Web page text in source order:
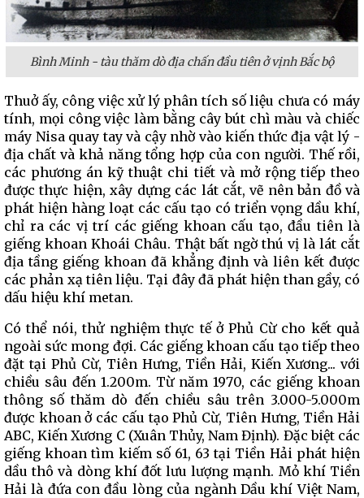
Bình Minh - tàu thăm dò địa chấn đầu tiên ở vịnh Bắc bộ
Thuở ấy, công việc xử lý phân tích số liệu chưa có máy
tính, mọi công việc làm bằng cây bút chì màu và chiếc
máy Nisa quay tay và cậy nhờ vào kiến thức địa vật lý -
địa chất và khả năng tổng hợp của con người. Thế rồi,
các phương án kỹ thuật chi tiết và mở rộng tiếp theo
được thực hiện, xây dựng các lát cắt, vẽ nên bản đồ và
phát hiện hàng loạt các cấu tạo có triển vọng dầu khí,
chỉ ra các vị trí các giếng khoan cấu tạo, đầu tiên là
giếng khoan Khoái Châu. Thật bất ngờ thú vị là lát cắt
địa tầng giếng khoan đã khẳng định và liên kết được
các phản xạ tiên liệu. Tại đây đã phát hiện than gầy, có
dấu hiệu khí metan.
Có thể nói, thử nghiệm thực tế ở Phủ Cừ cho kết quả
ngoài sức mong đợi. Các giếng khoan cấu tạo tiếp theo
đặt tại Phủ Cừ, Tiên Hưng, Tiền Hải, Kiến Xương... với
chiều sâu đến 1.200m. Từ năm 1970, các giếng khoan
thông số thăm dò đến chiều sâu trên 3.000-5.000m
được khoan ở các cấu tạo Phủ Cừ, Tiên Hưng, Tiền Hải
ABC, Kiến Xương C (Xuân Thủy, Nam Định). Đặc biệt các
giếng khoan tìm kiếm số 61, 63 tại Tiền Hải phát hiện
dầu thô và dòng khí đốt lưu lượng mạnh. Mỏ khí Tiền
Hải là đứa con đầu lòng của ngành Dầu khí Việt Nam,